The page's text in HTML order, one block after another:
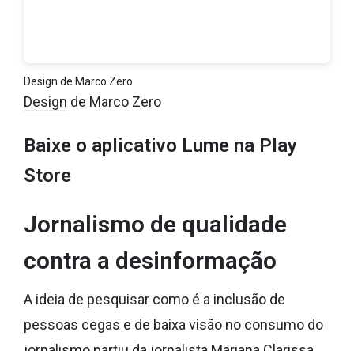
Design de Marco Zero
Design de Marco Zero
Baixe o aplicativo Lume na Play
Store
Jornalismo de qualidade
contra a desinformação
A ideia de pesquisar como é a inclusão de
pessoas cegas e de baixa visão no consumo do